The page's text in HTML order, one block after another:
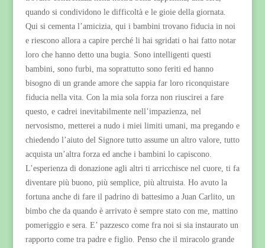
quando si condividono le difficoltà e le gioie della giornata.
Qui si cementa l’amicizia, qui i bambini trovano fiducia in noi
e riescono allora a capire perché li hai sgridati o hai fatto notar
loro che hanno detto una bugia. Sono intelligenti questi
bambini, sono furbi, ma soprattutto sono feriti ed hanno
bisogno di un grande amore che sappia far loro riconquistare
fiducia nella vita. Con la mia sola forza non riuscirei a fare
questo, e cadrei inevitabilmente nell’impazienza, nel
nervosismo, metterei a nudo i miei limiti umani, ma pregando e
chiedendo l’aiuto del Signore tutto assume un altro valore, tutto
acquista un’altra forza ed anche i bambini lo capiscono.
L’esperienza di donazione agli altri ti arricchisce nel cuore, ti fa
diventare più buono, più semplice, più altruista. Ho avuto la
fortuna anche di fare il padrino di battesimo a Juan Carlito, un
bimbo che da quando è arrivato è sempre stato con me, mattino
pomeriggio e sera. E’ pazzesco come fra noi si sia instaurato un
rapporto come tra padre e figlio. Penso che il miracolo grande